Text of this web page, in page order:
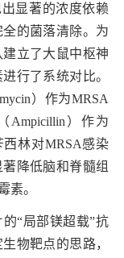
显著的浓度依赖
的菌落清除。为
立了大鼠中枢神
行了系统对比。
）作为MRSA
Ampicillin ）作为
西林对MRSA感染
降低脑和脊髓组
素。
“局部镁超载”抗
物靶点的思路，